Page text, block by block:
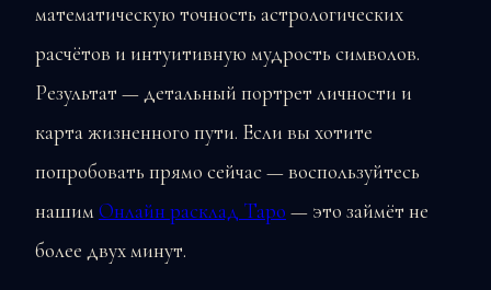
математическую точность астрологических
расчётов и интуитивную мудрость символов.
Результат — детальный портрет личности и
карта жизненного пути. Если вы хотите
попробовать прямо сейчас — воспользуйтесь
нашимОнлайн расклад Таро — это займёт не
более двух минут.